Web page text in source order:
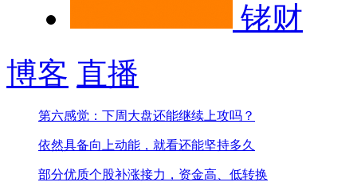
铑财
博客 直播
第六感觉：下周大盘还能继续上攻吗？
依然具备向上动能，就看还能坚持多久
部分优质个股补涨接力，资金高、低转换